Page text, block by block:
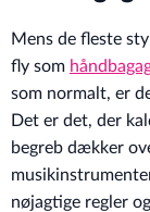
Mens de fleste
fly som
som normalt, er
Det er det, der
begreb dækker
nøjagtige regler